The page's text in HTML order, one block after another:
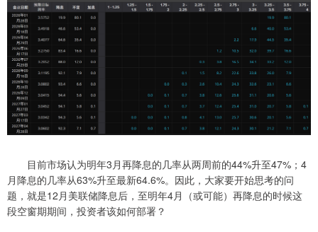
目前市场认为明年3月再降息的几率从两周前的44%升至47%；4
月降息的几率从63%升至最新64.6%。因此，大家要开始思考的问
题，就是12月美联储降息后，至明年4月（或可能）再降息的时候这
段空窗期期间，投资者该如何部署？